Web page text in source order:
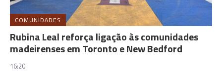
COMUNIDADES
Rubina Leal reforça ligação às comunidades
madeirenses em Toronto e New Bedford
16:20